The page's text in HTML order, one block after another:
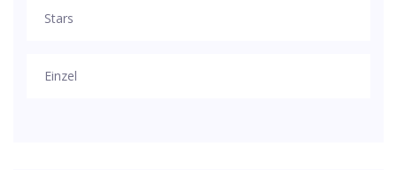
Stars
Einzel